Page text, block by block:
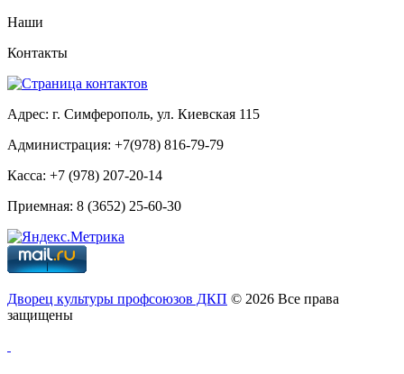
Наши
Контакты
Адрес: г. Симферополь, ул. Киевская 115
Администрация: +7(978) 816-79-79
Касса: +7 (978) 207-20-14
Приемная: 8 (3652) 25-60-30
Дворец культуры профсоюзов ДКП © 2026 Все права
защищены